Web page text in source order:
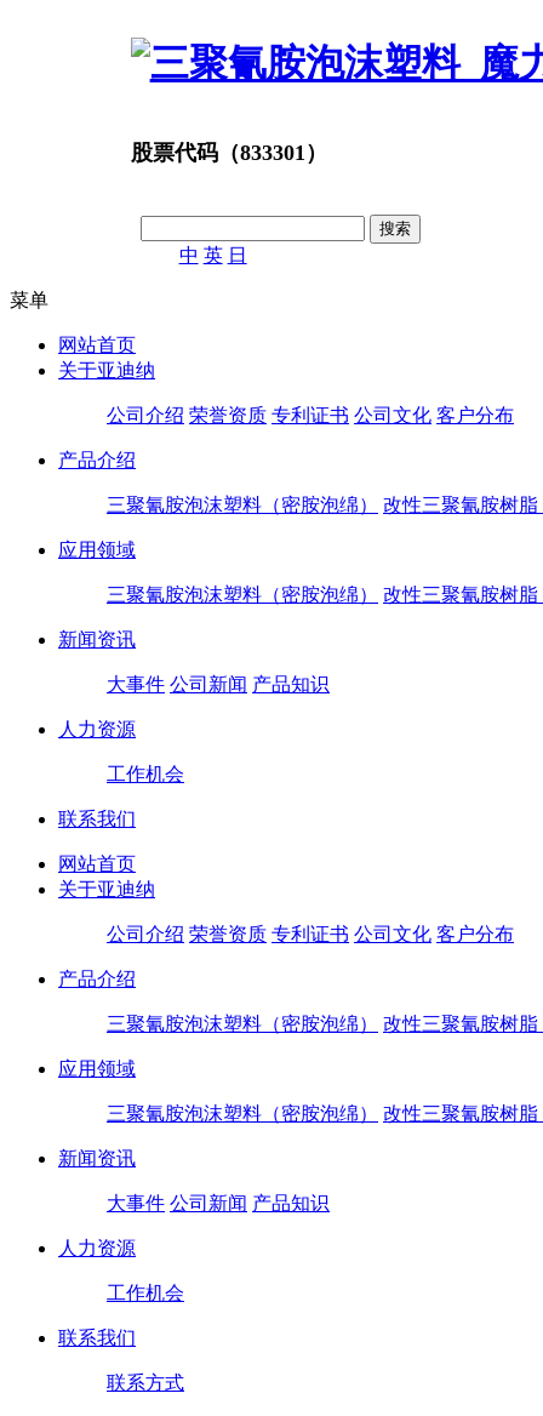
股票代码（833301）
中 英 日
菜单
网站首页
关于亚迪纳
公司介绍 荣誉资质 专利证书 公司文化 客户分布
产品介绍
三聚氰胺泡沫塑料（密胺泡绵） 改性三聚氰胺树
应用领域
三聚氰胺泡沫塑料（密胺泡绵） 改性三聚氰胺树
新闻资讯
大事件 公司新闻 产品知识
人力资源
工作机会
联系我们
网站首页
关于亚迪纳
公司介绍 荣誉资质 专利证书 公司文化 客户分布
产品介绍
三聚氰胺泡沫塑料（密胺泡绵） 改性三聚氰胺树
应用领域
三聚氰胺泡沫塑料（密胺泡绵） 改性三聚氰胺树
新闻资讯
大事件 公司新闻 产品知识
人力资源
工作机会
联系我们
联系方式